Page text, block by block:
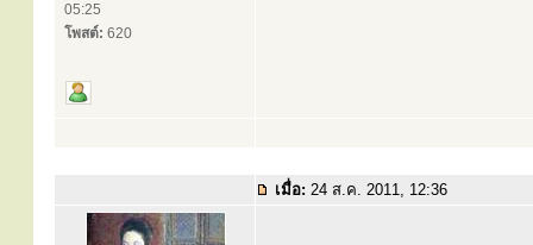
05:25
โพสต์: 620
เมื่อ: 24 ส.ค. 2011, 12:36